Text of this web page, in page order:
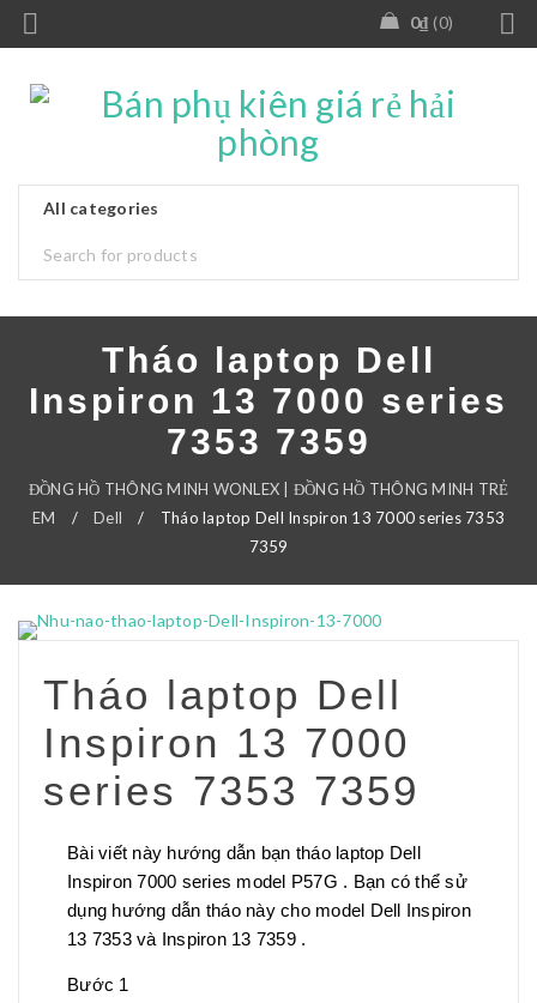
0₫ 0
Tháo laptop Dell
Inspiron 13 7000 series
7353 7359
ĐỒNG HỒ THÔNG MINH WONLEX | ĐỒNG HỒ THÔNG MINH TRẺ
EM
/ Dell /
Tháo laptop Dell Inspiron 13 7000 series 7353
7359
Tháo laptop Dell
Inspiron 13 7000
series 7353 7359
Bài viết này hướng dẫn bạn tháo laptop Dell
Inspiron 7000 series model P57G . Bạn có thể sử
dụng hướng dẫn tháo này cho model Dell Inspiron
13 7353 và Inspiron 13 7359 .
Bước 1